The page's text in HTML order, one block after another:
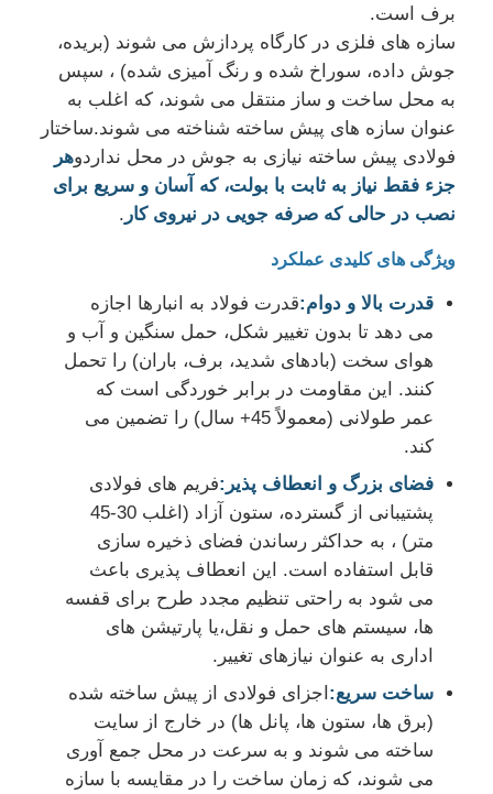
درخواست قیمت
ساختار فولادی پیش ساخته
انبار سازه فولادی
کارگاه ساختار فولاد
ساخت سازه فولادی
ساخت و ساز ساخت و ساز
قاب فولادی
ساخت سازه های فولادی
مواد ساختمانی فولادی
خانه مرغداری
مزرعه گاو
برف است.
سازه های فلزی در کارگاه پردازش می شوند (بریده،
جوش داده، سوراخ شده و رنگ آمیزی شده) ، سپس
به محل ساخت و ساز منتقل می شوند، که اغلب به
عنوان سازه های پیش ساخته شناخته می شوند.ساختار
فولادی پیش ساخته نیازی به جوش در محل نداردوهر
جزء فقط نیاز به ثابت با بولت، که آسان و سریع برای
نصب در حالی که صرفه جویی در نیروی کار .
ویژگی های کلیدی عملکرد
قدرت بالا و دوام:قدرت فولاد به انبارها اجازه
می دهد تا بدون تغییر شکل، حمل سنگین و آب و
هوای سخت (بادهای شدید، برف، باران) را تحمل
کنند. این مقاومت در برابر خوردگی است که
عمر طولانی (معمولاً 45+ سال) را تضمین می
کند.
فضای بزرگ و انعطاف پذیر:فریم های فولادی
پشتیبانی از گسترده، ستون آزاد (اغلب 30-45
متر) ، به حداکثر رساندن فضای ذخیره سازی
قابل استفاده است. این انعطاف پذیری باعث
می شود به راحتی تنظیم مجدد طرح برای قفسه
ها، سیستم های حمل و نقل،یا پارتیشن های
اداری به عنوان نیازهای تغییر.
ساخت سريع: اجزای فولادی از پیش ساخته شده
(برق ها، ستون ها، پانل ها) در خارج از سایت
ساخته می شوند و به سرعت در محل جمع آوری
می شوند، که زمان ساخت را در مقایسه با سازه